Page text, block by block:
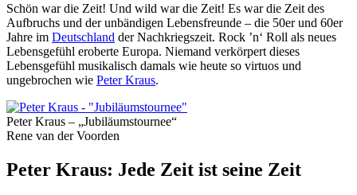
Schön war die Zeit! Und wild war die Zeit! Es war die Zeit des
Aufbruchs und der unbändigen Lebensfreunde – die 50er und 60er
Jahre im Deutschland der Nachkriegszeit. Rock ’n‘ Roll als neues
Lebensgefühl eroberte Europa. Niemand verkörpert dieses
Lebensgefühl musikalisch damals wie heute so virtuos und
ungebrochen wie Peter Kraus.
Peter Kraus – „Jubiläumstournee“
Rene van der Voorden
Peter Kraus: Jede Zeit ist seine Zeit